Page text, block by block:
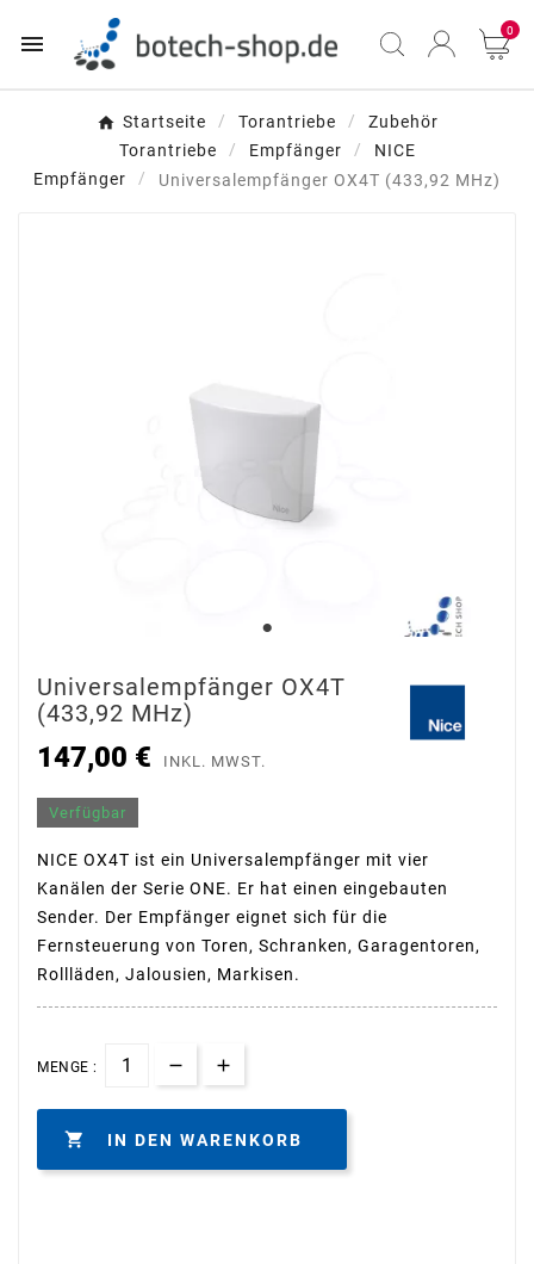
 0
Startseite Torantriebe
Zubehör
Torantriebe
Empfänger
NICE
Empfänger
Universalempfänger OX4T (433,92 MHz)
Universalempfänger OX4T
(433,92 MHz)
147,00 € INKL. MWST.
Verfügbar
NICE OX4T ist ein Universalempfänger mit vier
Kanälen der Serie ONE. Er hat einen eingebauten
Sender. Der Empfänger eignet sich für die
Fernsteuerung von Toren, Schranken, Garagentoren,
Rollläden, Jalousien, Markisen.
MENGE :
 IN DEN WARENKORB